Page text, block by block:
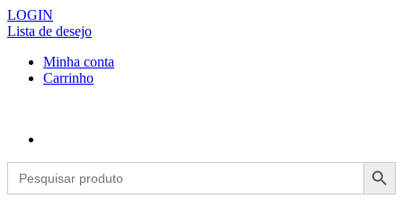
LOGIN
Lista de desejo
Minha conta
Carrinho
Search
for:
Search Button